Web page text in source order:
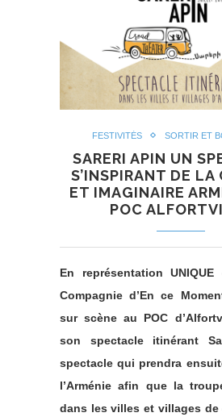
FESTIVITÉS SORTIR ET
SARERI APIN UN
S’INSPIRANT DE LA
ET IMAGINAIRE
POC
En représentation
Compagnie d’En ce
sur scène au POC
son spectacle itinérant
spectacle qui prendra
l’Arménie afin que la
dans les villes et villages